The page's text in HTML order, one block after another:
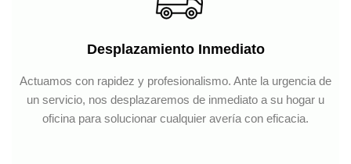
Desplazamiento Inmediato
Actuamos con rapidez y profesionalismo. Ante la urgencia de
un servicio, nos desplazaremos de inmediato a su hogar u
oficina para solucionar cualquier avería con eficacia.